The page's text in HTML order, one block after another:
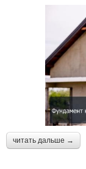
читать дальше →